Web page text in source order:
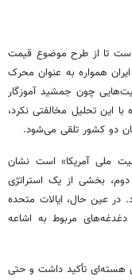
تا از طرح موضوع قیمت
همواره به عنوان محرک
چون جمشید آموزگار
این تحلیل مخالفتی نکرد،
دو کشور تلقی می‌شود.
«آرشیو امنیت ملی آمریکا» است نشان
بخشی از یک استراتژی
در عین حال، ایالات متحده
مربوط به اشاعه
هسته‌ای تأکید داشت و حتی